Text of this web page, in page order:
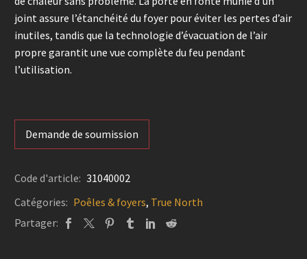
joint assure l’étanchéité du foyer pour éviter les pertes d’air
inutiles, tandis que la technologie d’évacuation de l’air
propre garantit une vue complète du feu pendant
l’utilisation.
Demande de soumission
Code d'article: 31040002
Catégories: Poêles & foyers, True North
Partager: